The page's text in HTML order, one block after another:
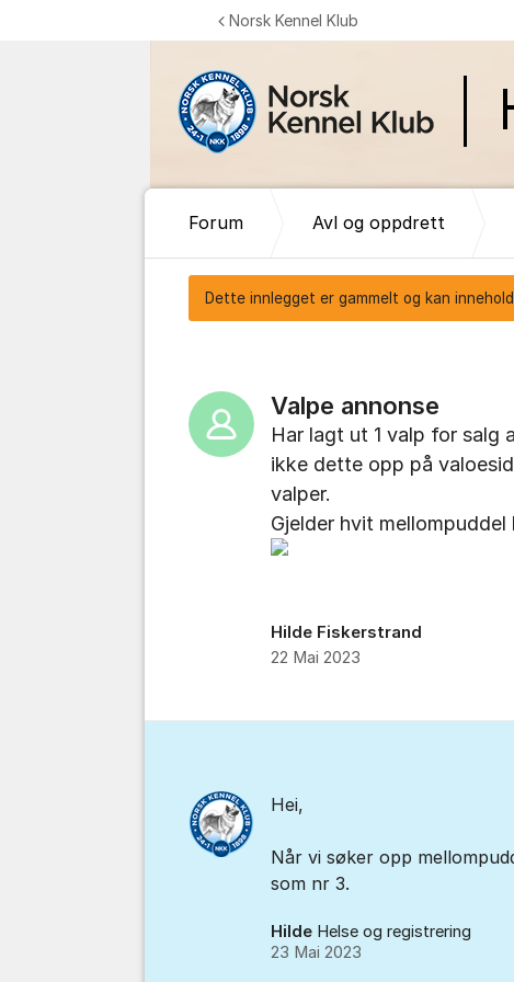
Norsk Kennel Klub
Forum Avl og oppdrett
Dette innlegget er gammelt og kan
Valpe annonse
Har lagt ut 1 valp for salg
ikke dette opp på
valper.
Gjelder hvit mellompuddel
Hilde Fiskerstrand
22 Mai 2023
Hei,
Når vi søker opp
som nr 3.
Hilde Helse og registrering
23 Mai 2023